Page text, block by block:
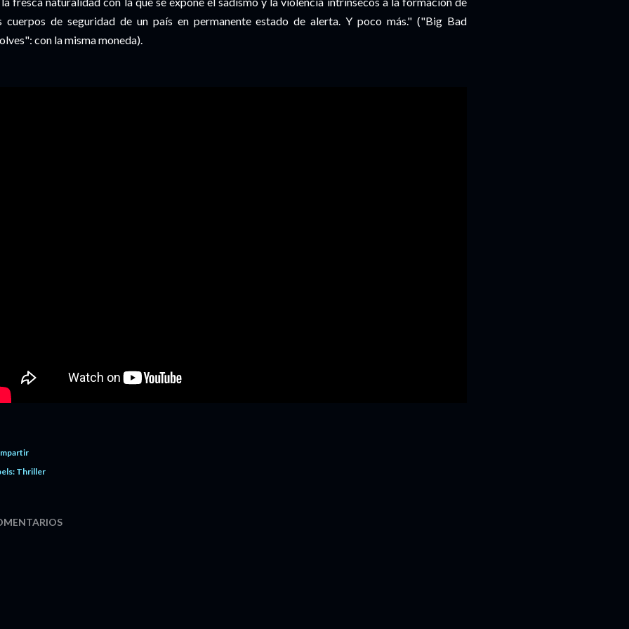
cuerpos de seguridad de un país en permanente estado de alerta. Y poco más." ("Big Bad
con la misma moneda).
Thriller